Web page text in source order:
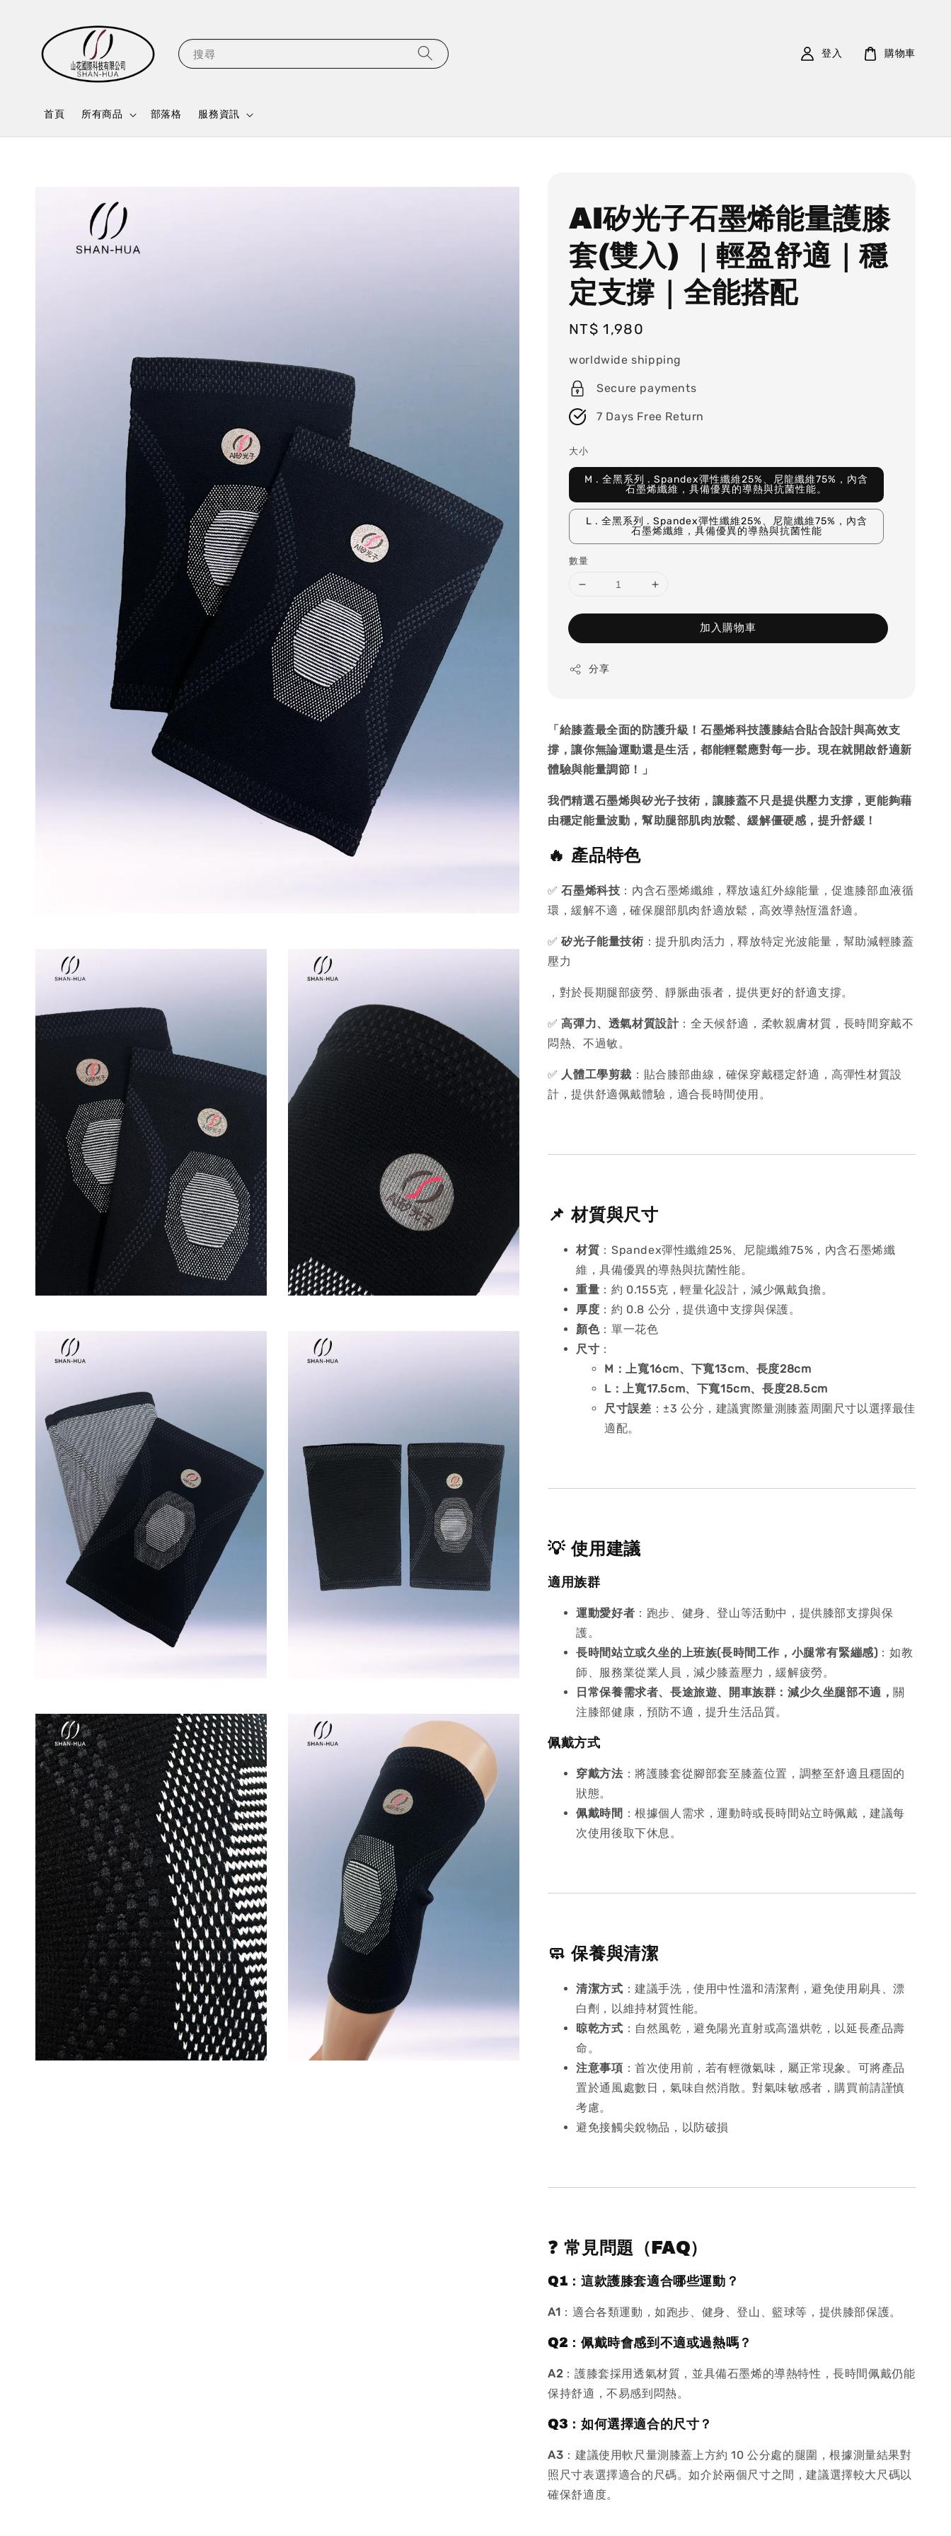
搜尋
首頁 所有商品 部落格 服務資訊
登入 購物車
AI矽光子石墨烯能量護膝
套(雙入) ｜輕盈舒適｜穩
定支撐｜全能搭配
Regular
NT$ 1,980
worldwide shipping
Secure payments
7 Days Free Return
大小
M . 全黑系列 . Spandex彈性纖維25%、尼龍纖維75%，內含
石墨烯纖維，具備優異的導熱與抗菌性能。
L . 全黑系列 . Spandex彈性纖維25%、尼龍纖維75%，內含
石墨烯纖維，具備優異的導熱與抗菌性能
數量
加入購物車
分享
「給膝蓋最全面的防護升級！石墨烯科技護膝結合貼合設計與高效支
撐，讓你無論運動還是生活，都能輕鬆應對每一步。現在就開啟舒適新
體驗與能量調節！」
我們精選石墨烯與矽光子技術，讓膝蓋不只是提供壓力支撐，更能夠藉
由穩定能量波動，幫助腿部肌肉放鬆、緩解僵硬感，提升舒緩！
🔥 產品特色
✅石墨烯科技 ：內含石墨烯纖維，釋放遠紅外線能量，促進膝部血液循
環，緩解不適，確保腿部肌肉舒適放鬆，高效導熱恆溫舒適。
✅矽光子能量技術 ：提升肌肉活力，釋放特定光波能量，幫助減輕膝蓋
壓力
，對於長期腿部疲勞、靜脈曲張者，提供更好的舒適支撐。
✅高彈力、透氣材質設計：全天候舒適，柔軟親膚材質，長時間穿戴不
悶熱、不過敏。
✅ 人體工學剪裁 ：貼合膝部曲線，確保穿戴穩定舒適，高彈性材質設
計，提供舒適佩戴體驗，適合長時間使用。
📌 材質與尺寸
材質 ：Spandex彈性纖維25%、尼龍纖維75%，內含石墨烯纖
維，具備優異的導熱與抗菌性能。
重量 ：約 0.155克，輕量化設計，減少佩戴負擔。
厚度 ：約 0.8 公分，提供適中支撐與保護。
顏色：單一花色
尺寸 ：
M：上寬16cm、下寬13cm、長度28cm
L：上寬17.5cm、下寬15cm、長度28.5cm
尺寸誤差 ：±3 公分，建議實際量測膝蓋周圍尺寸以選擇最佳
適配。
💡 使用建議
適用族群
運動愛好者 ：跑步、健身、登山等活動中，提供膝部支撐與保
護。
長時間站立或久坐的上班族(長時間工作，小腿常有緊繃感)：如教
師、服務業從業人員，減少膝蓋壓力，緩解疲勞。
日常保養需求者、長途旅遊、開車族群：減少久坐腿部不適，關
注膝部健康，預防不適，提升生活品質。
佩戴方式
穿戴方法 ：將護膝套從腳部套至膝蓋位置，調整至舒適且穩固的
狀態。
佩戴時間 ：根據個人需求，運動時或長時間站立時佩戴，建議每
次使用後取下休息。
🧼 保養與清潔
清潔方式 ：建議手洗，使用中性溫和清潔劑，避免使用刷具、漂
白劑，以維持材質性能。
晾乾方式 ：自然風乾，避免陽光直射或高溫烘乾，以延長產品壽
命。
注意事項 ：首次使用前，若有輕微氣味，屬正常現象。可將產品
置於通風處數日，氣味自然消散。對氣味敏感者，購買前請謹慎
考慮。
避免接觸尖銳物品，以防破損
❓ 常見問題（FAQ）
Q1：這款護膝套適合哪些運動？
A1 ：適合各類運動，如跑步、健身、登山、籃球等，提供膝部保護。
Q2：佩戴時會感到不適或過熱嗎？
A2：護膝套採用透氣材質，並具備石墨烯的導熱特性，長時間佩戴仍能
保持舒適，不易感到悶熱。
Q3：如何選擇適合的尺寸？
A3 ：建議使用軟尺量測膝蓋上方約 10 公分處的腿圍，根據測量結果對
照尺寸表選擇適合的尺碼。如介於兩個尺寸之間，建議選擇較大尺碼以
確保舒適度。